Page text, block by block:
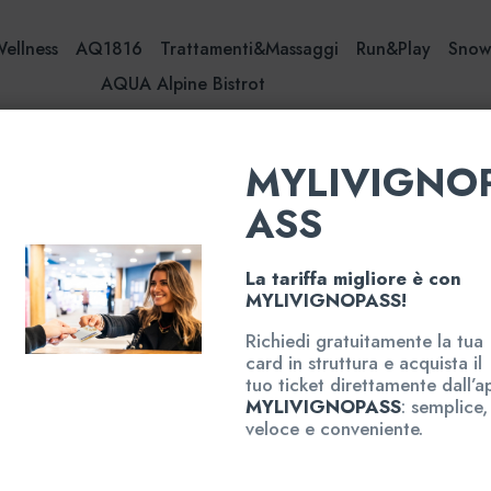
AQ1816 Trattamenti&Massaggi Run&Play
AQUA Alpine Bistrot
Massaggio
eccesso.
Versione breve
addome.
Un trattamento
ASS
La tariffa migliore è con
MYLIVIGNOPASS!
Richiedi gratuitamente la tua
card in struttura e acquista il
tuo ticket direttamente
MYLIVIGNOPASS: semplice,
veloce e conveniente.